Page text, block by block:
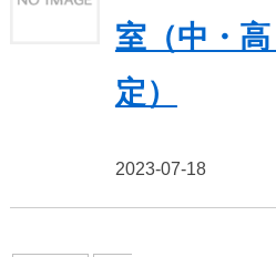
室（中・
定）
2023-07-18